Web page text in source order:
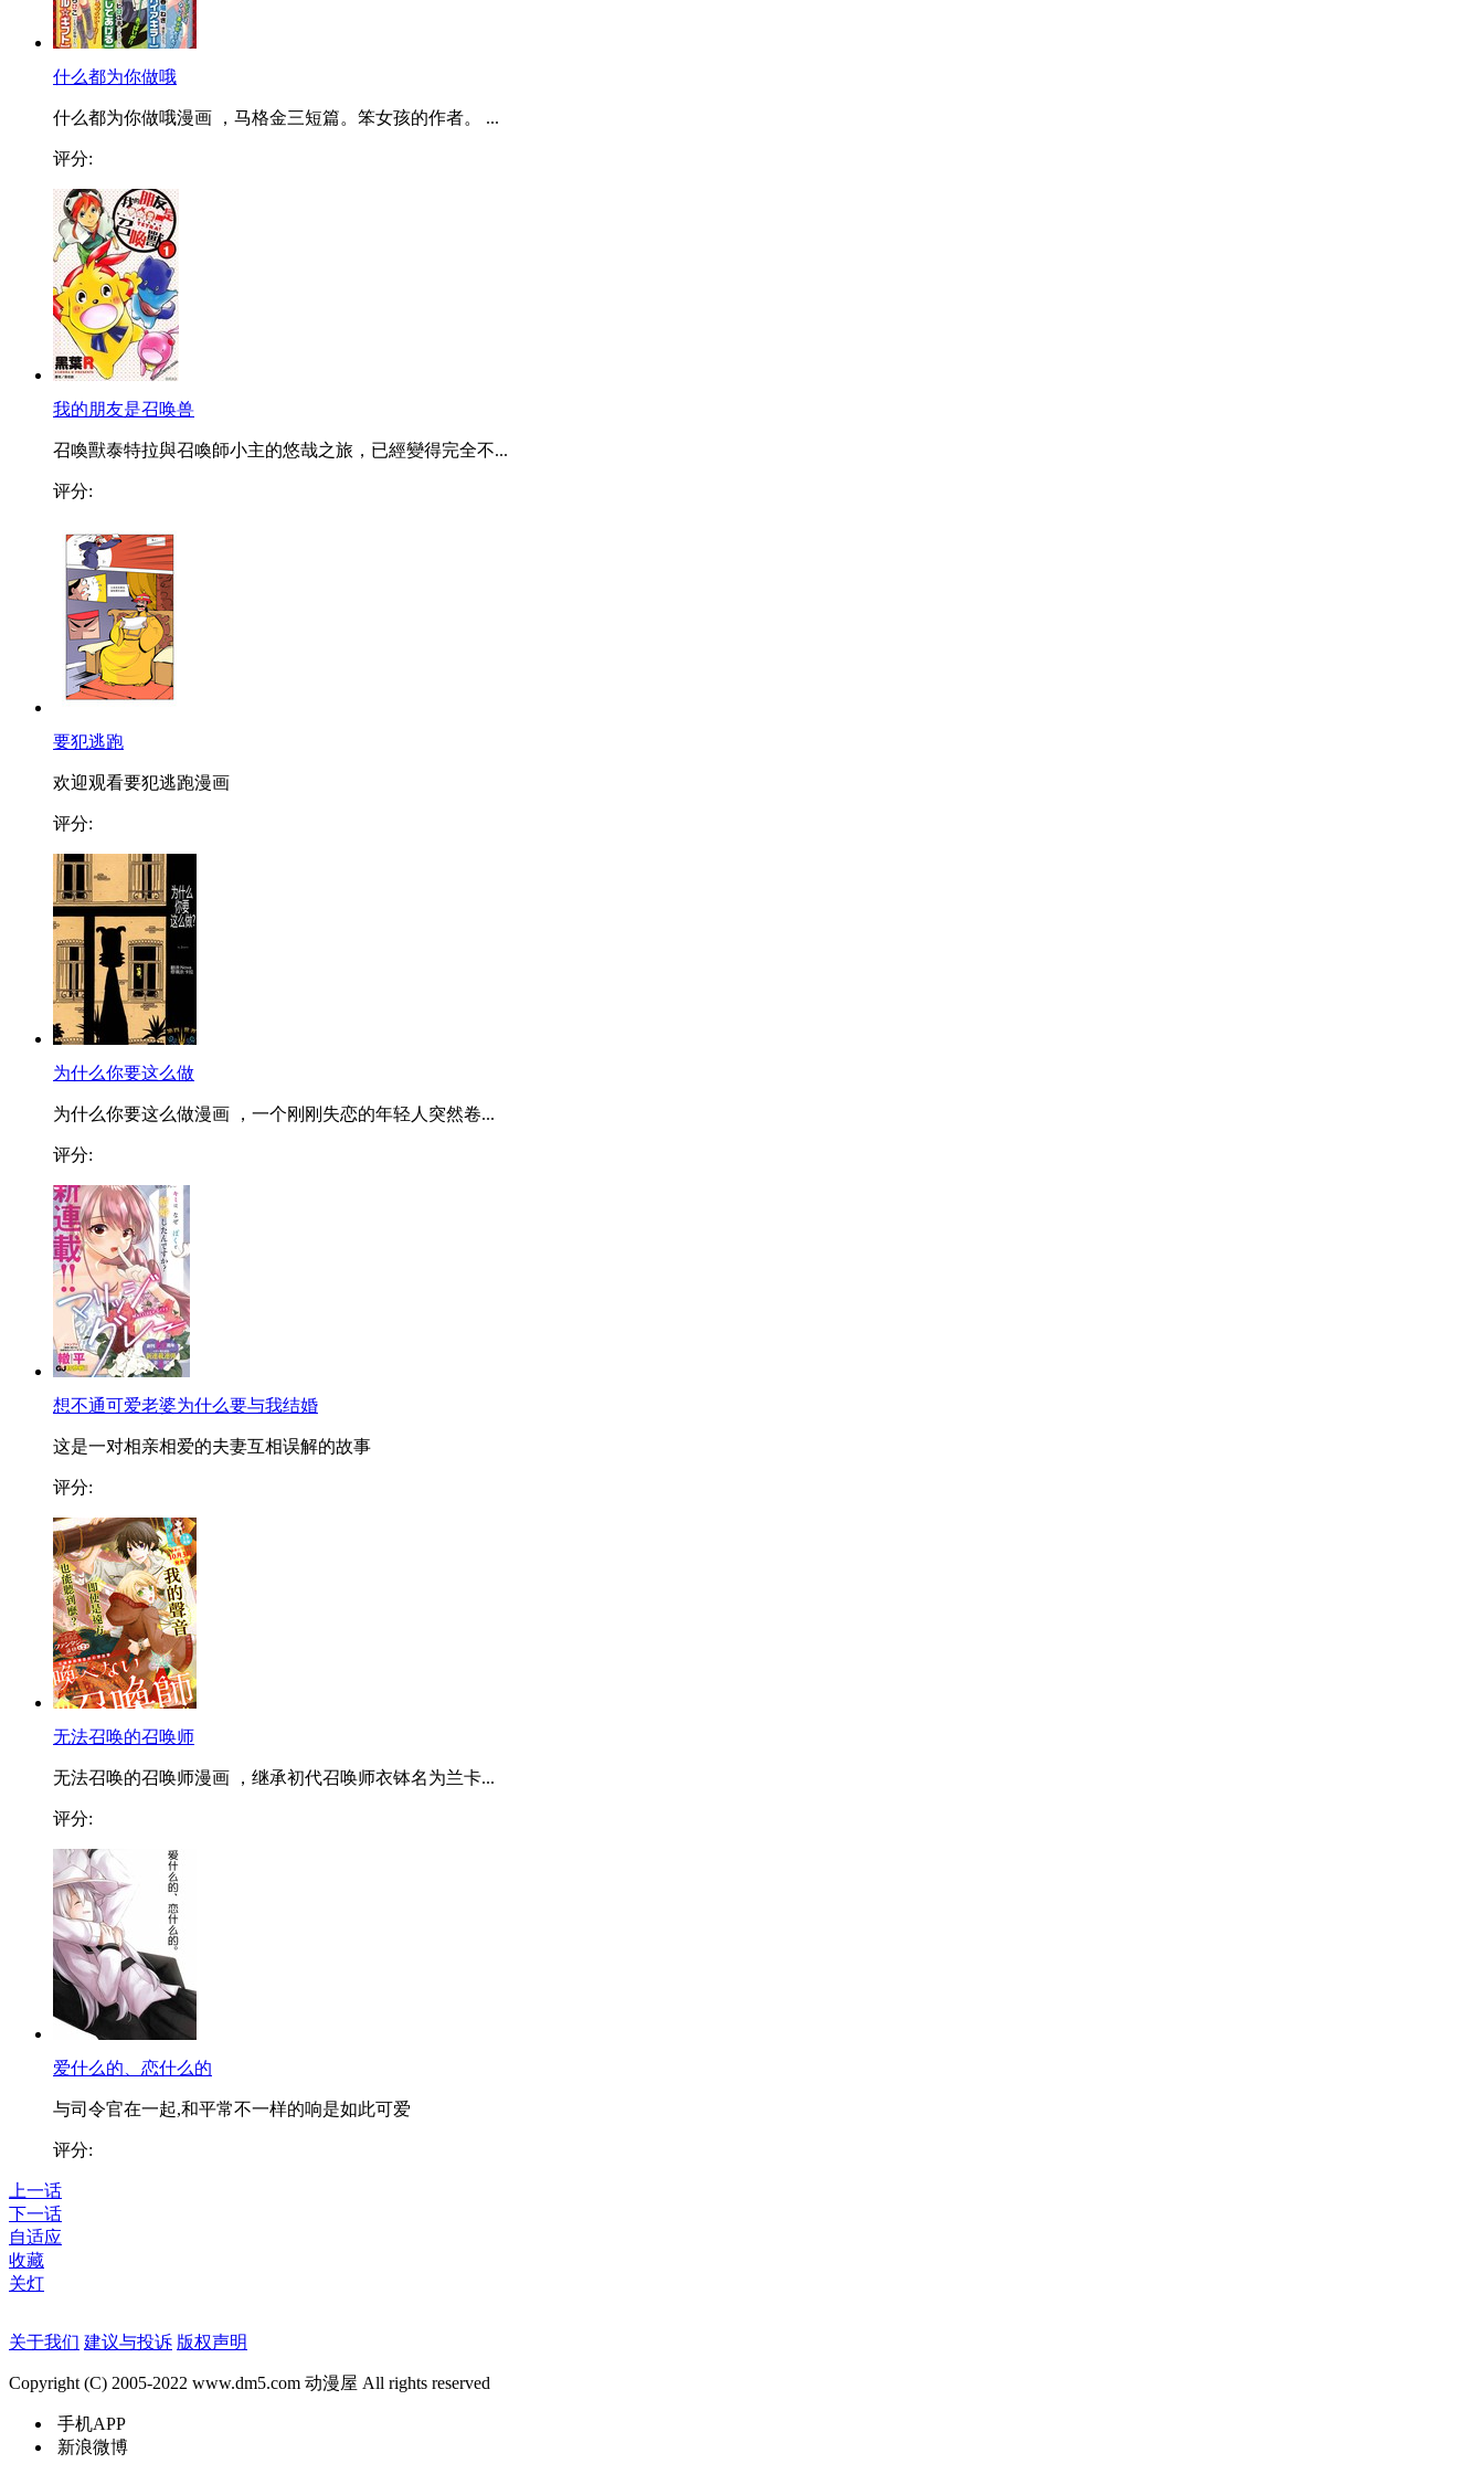
什么都为你做哦
什么都为你做哦漫画 ，马格金三短篇。笨女孩的作者。 ...
评分:
我的朋友是召唤兽
召喚獸泰特拉與召喚師小主的悠哉之旅，已經變得完全不...
评分:
要犯逃跑
欢迎观看要犯逃跑漫画
评分:
为什么你要这么做
为什么你要这么做漫画 ，一个刚刚失恋的年轻人突然卷...
评分:
想不通可爱老婆为什么要与我结婚
这是一对相亲相爱的夫妻互相误解的故事
评分:
无法召唤的召唤师
无法召唤的召唤师漫画 ，继承初代召唤师衣钵名为兰卡...
评分:
爱什么的、恋什么的
与司令官在一起,和平常不一样的响是如此可爱
评分:
上一话
下一话
自适应
收藏
关灯
关于我们 建议与投诉 版权声明
Copyright (C) 2005-2022 www.dm5.com 动漫屋 All rights reserved
手机APP
新浪微博